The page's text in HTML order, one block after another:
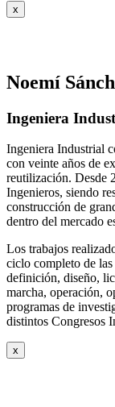
x
Noemí
Ingeniera
Ingeniera Industrial
con veinte años de
reutilización. Desde
Ingenieros, siendo
construcción de
dentro del mercado
Los trabajos
ciclo completo de
definición, diseño,
marcha, operación,
programas de
distintos Congresos
x